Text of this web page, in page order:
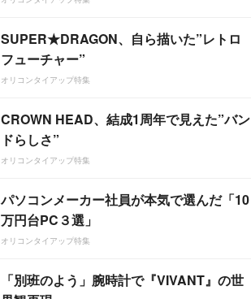
SUPER★DRAGON、自ら描いた”レトロ
フューチャー”
オリコンタイアップ特集
CROWN HEAD、結成1周年で見えた”バン
ドらしさ”
オリコンタイアップ特集
パソコンメーカー社員が本気で選んだ「10
万円台PC３選」
オリコンタイアップ特集
「別班のよう」腕時計で『VIVANT』の世